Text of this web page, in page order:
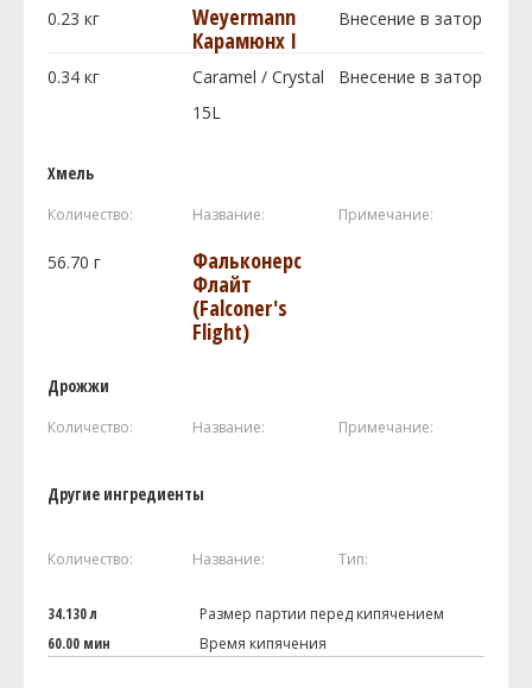
0.23 кг
Weyermann
Карамюнх I
Внесение в затор
0.34 кг
Caramel / Crystal
15L
Внесение в затор
Хмель
Количество: Название: Примечание:
56.70 г
Фальконерс
Флайт
(Falconer's
Flight)
Дрожжи
Количество: Название: Примечание:
Другие ингредиенты
Количество: Название: Тип:
34.130 л
Размер партии перед кипячением
60.00 мин
Время кипячения